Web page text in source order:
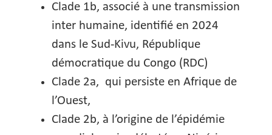
Clade 1b, associé à une transmission
inter humaine, identifié en 2024
dans le Sud-Kivu, République
démocratique du Congo (RDC)
Clade 2a, qui persiste en Afrique de
l’Ouest,
Clade 2b, à l’origine de l’épidémie